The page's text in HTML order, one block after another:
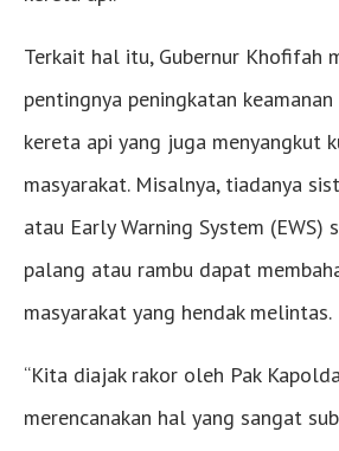
Terkait hal itu, Gubernur Khofifah
pentingnya peningkatan
kereta api yang juga menyangkut
masyarakat. Misalnya, tiadanya
atau Early Warning System (EWS)
palang atau rambu dapat
masyarakat yang hendak melintas.
“Kita diajak rakor oleh Pak
merencanakan hal yang sangat